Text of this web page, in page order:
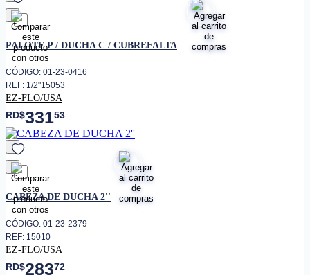
favorito
PALOTE P / DUCHA C / CUBREFALTA
CÓDIGO: 01-23-0416
REF: 1/2"15053
EZ-FLO/USA
RD$33153
favorito
CABEZA DE DUCHA 2''
CÓDIGO: 01-23-2379
REF: 15010
EZ-FLO/USA
RD$28372